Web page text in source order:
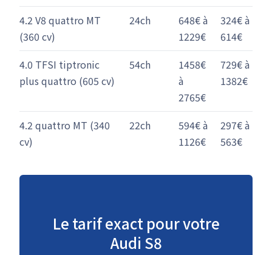
4.2 V8 quattro MT
(360 cv)
24ch
648€ à
1229€
324€ à
614€
4.0 TFSI tiptronic
plus quattro (605 cv)
54ch
1458€
à
2765€
729€ à
1382€
4.2 quattro MT (340
cv)
22ch
594€ à
1126€
297€ à
563€
Le tarif exact pour votre
Audi S8